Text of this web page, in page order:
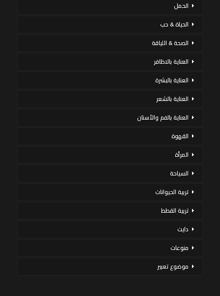
الحمل
الحياة & حب
الصحة & اللياقة
العناية بالاظافر
العناية بالبشرة
العناية بالشعر
العناية بالفم والأسنان
القهوة
المرأة
السياحة
تربية الحيوانات
تربية القطط
دايت
منوعات
موضوع تعبير